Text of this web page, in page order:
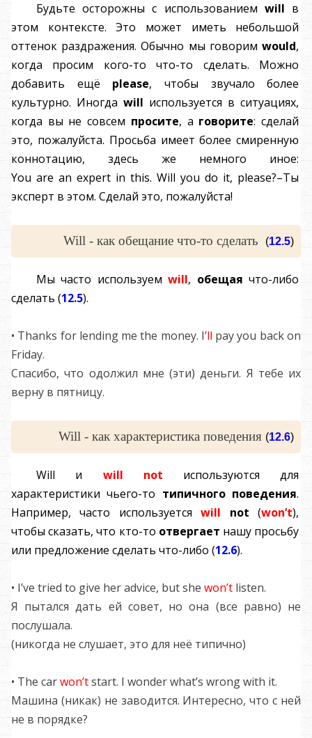
Будьте осторожны с использованием will в
этом контексте. Это может иметь небольшой
оттенок раздражения. Обычно мы говоримwould,
когда просим кого-то что-то сделать. Можно
добавить ещё please, чтобы звучало более
культурно. Иногдаwill используется в ситуациях,
когда вы не совсем просите, а говорите: сделай
это, пожалуйста. Просьба имеет более смиренную
коннотацию, здесь же немного иное:
Youareanexpert inthis.Willyoudo it, please?–Ты
эксперт в этом. Сделай это, пожалуйста!
Will - как обещание что-то сделать (12.5)
Мы часто используемwill, обещаячто-либо
сделать (12.5).
• Thanks for lending me the money. I’ll pay you back on
Friday.
Спасибо, что одолжил мне (эти) деньги. Я тебе их
верну в пятницу.
Will - как характеристика поведения (12.6)
Will и will not используются для
характеристики чьего-то типичного поведения.
Например, часто используетсяwill not(won’t),
чтобы сказать, что кто-то отвергает нашу просьбу
или предложение сделать что-либо (12.6).
• I’ve tried to give her advice, but she won’t listen.
Я пытался дать ей совет, но она (все равно) не
послушала.
(никогда не слушает, это для неё типично)
• The carwon’tstart. I wonder what’s wrong with it.
Машина (никак) не заводится. Интересно, что с ней
не в порядке?